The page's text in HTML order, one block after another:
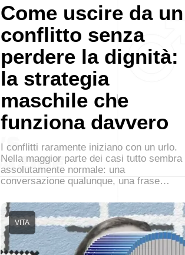
Come uscire da un
conflitto senza
perdere la dignità:
la strategia
maschile che
funziona davvero
I conflitti raramente iniziano con un urlo.
Nella maggior parte dei casi tutto sembra
assolutamente normale: una
conversazione qualunque, una frase…
VITA